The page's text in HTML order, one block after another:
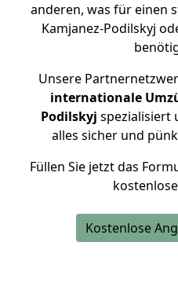
anderen, was für einen
Kamjanez-Podilskyj
Unsere
internationale
Podilskyj spezialisiert
alles sicher und
Füllen Sie jetzt das
Kostenlose